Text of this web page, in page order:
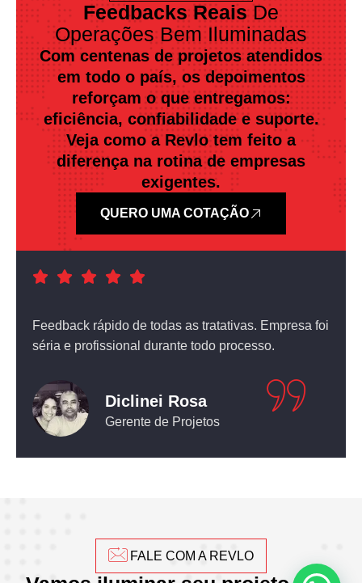
Feedbacks ReaisDe
Operações Bem Iluminadas
Com centenas de projetos atendidos
em todo o país, os depoimentos
reforçam o que entregamos:
eficiência, confiabilidade e suporte.
Veja como a Revlo tem feito a
diferença na rotina de empresas
exigentes.
QUERO UMA COTAÇÃO
Atendimento nota dez! O equipamento que comprei
não deixou nada a desejar.
Leticia Pediconi
Engenheira Civil
FALE COM A REVLO